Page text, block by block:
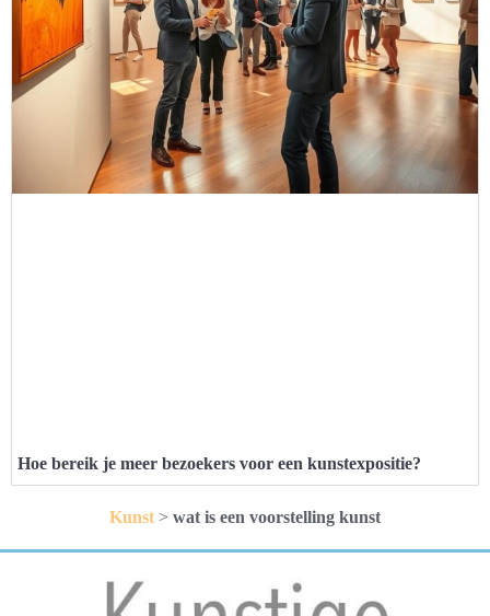
Hoe bereik je meer bezoekers voor een kunstexpositie?
Kunst > wat is een voorstelling kunst